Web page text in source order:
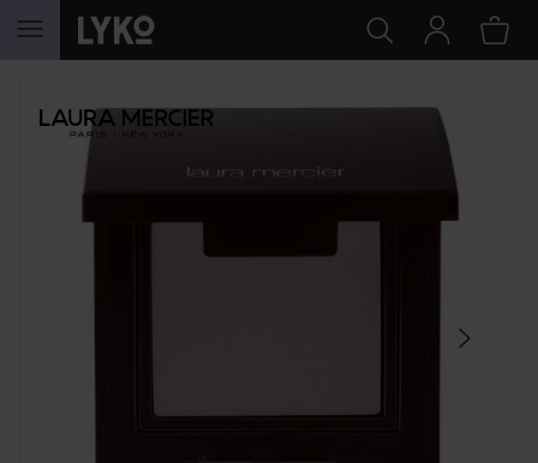
HOPPA TILL INNEHÅLLET
HOPPA ÖVER SEKTIONEN